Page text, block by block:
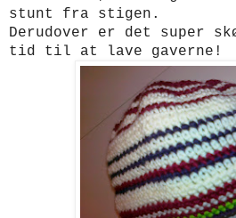
stunt fra stigen.
Derudover er det super
tid til at lave gaverne!